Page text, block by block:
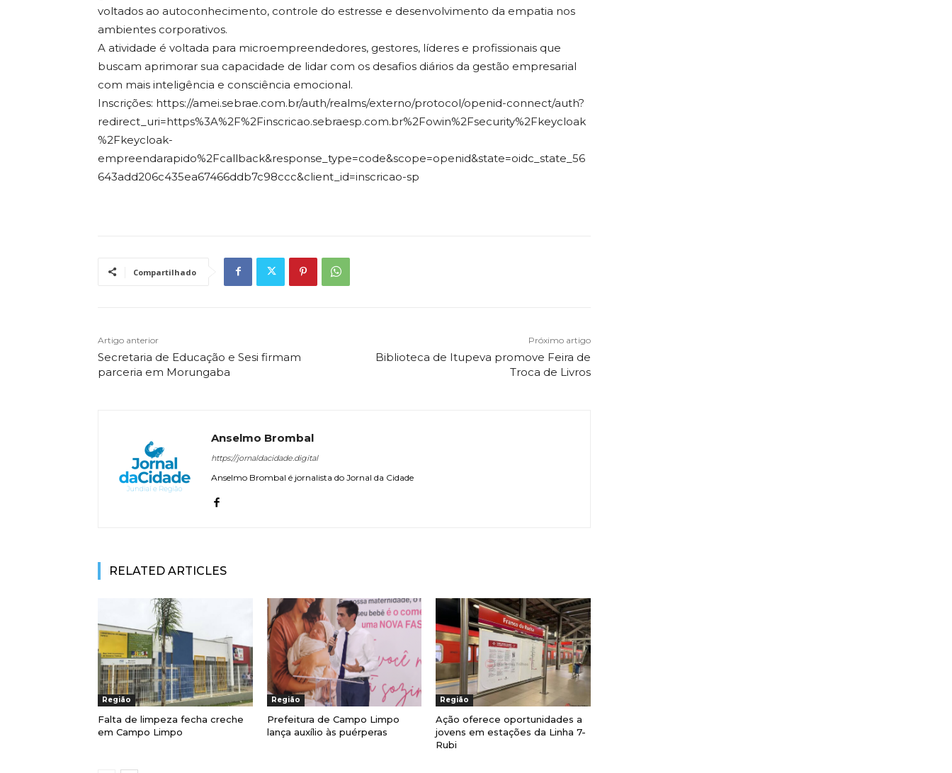
voltados ao autoconhecimento, controle do estresse e desenvolvimento da empatia nos
ambientes corporativos.
A atividade é voltada para microempreendedores, gestores, líderes e profissionais que
buscam aprimorar sua capacidade de lidar com os desafios diários da gestão empresarial
com mais inteligência e consciência emocional.
Inscrições: https://amei.sebrae.com.br/auth/realms/externo/protocol/openid-connect/auth?
redirect_uri=https%3A%2F%2Finscricao.sebraesp.com.br%2Fowin%2Fsecurity%2Fkeycloak
%2Fkeycloak-
empreendarapido%2Fcallback&response_type=code&scope=openid&state=oidc_state_56
643add206c435ea67466ddb7c98ccc&client_id=inscricao-sp
Compartilhado
Artigo anterior
Secretaria de Educação e Sesi firmam
parceria em Morungaba
Próximo artigo
Biblioteca de Itupeva promove Feira de
Troca de Livros
Anselmo Brombal
https://jornaldacidade.digital
Anselmo Brombal é jornalista do Jornal da Cidade
RELATED ARTICLES
Região
Falta de limpeza fecha creche
em Campo Limpo
Região
Prefeitura de Campo Limpo
lança auxílio às puérperas
Região
Ação oferece oportunidades a
jovens em estações da Linha 7-
Rubi